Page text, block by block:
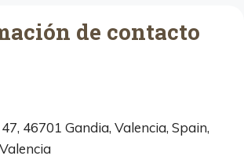
de contacto
46701 Gandia, Valencia, Spain,